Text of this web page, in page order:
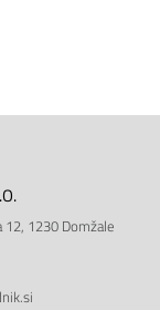
12, 1230 Domžale